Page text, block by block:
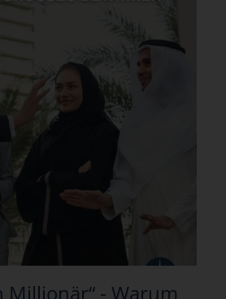
Millionär“ - Warum